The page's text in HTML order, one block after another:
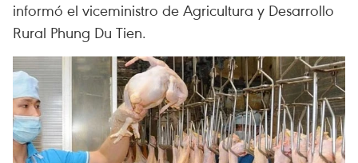
informó el viceministro de Agricultura y Desarrollo
Rural Phung Du Tien.